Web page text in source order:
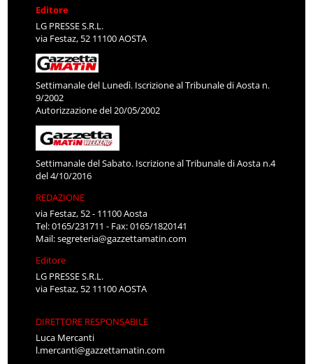
Editore
LG PRESSE S.R.L.
via Festaz, 52 11100 AOSTA
Settimanale del Lunedì. Iscrizione al Tribunale di Aosta n.
9/2002
Autorizzazione del 20/05/2002
Settimanale del Sabato. Iscrizione al Tribunale di Aosta n.4
del 4/10/2016
REDAZIONE
via Festaz, 52 - 11100 Aosta
Tel: 0165/231711 - Fax: 0165/1820141
Mail:segreteria@gazzettamatin.com
Editore
LG PRESSE S.R.L.
via Festaz, 52 11100 AOSTA
DIRETTORE RESPONSABILE
Luca Mercanti
l.mercanti@gazzettamatin.com